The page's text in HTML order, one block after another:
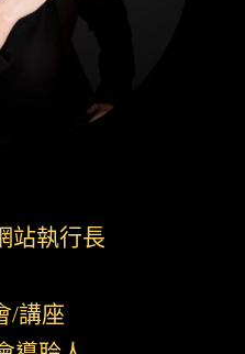
站執行長
/講座